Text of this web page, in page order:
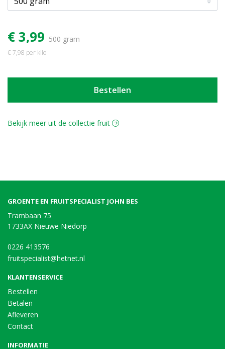
€ 3,99 500 gram
€ 7,98 per kilo
Bestellen
Bekijk meer uit de collectie fruit
GROENTE EN FRUITSPECIALIST JOHN BES
Trambaan 75
1733AX Nieuwe Niedorp
0226 413576
fruitspecialist@hetnet.nl
KLANTENSERVICE
Bestellen
Betalen
Afleveren
Contact
INFORMATIE